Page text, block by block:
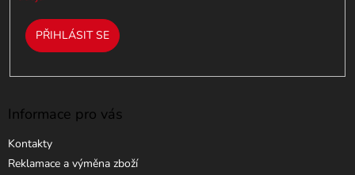
PŘIHLÁSIT SE
Informace pro vás
Kontakty
Reklamace a výměna zboží